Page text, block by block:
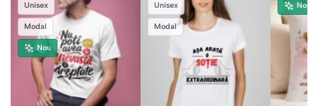
Unisex
Modal
Nou
Unisex
Modal
Nou